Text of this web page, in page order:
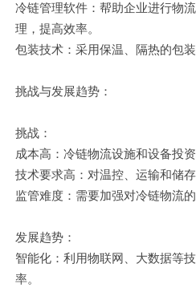
冷链管理软件：帮助企业进行物
理，提高效率。
包装技术：采用保温、隔热的包
挑战与发展趋势：
挑战：
成本高：冷链物流设施和设备投
技术要求高：对温控、运输和储
监管难度：需要加强对冷链物流
发展趋势：
智能化：利用物联网、大数据等
率。